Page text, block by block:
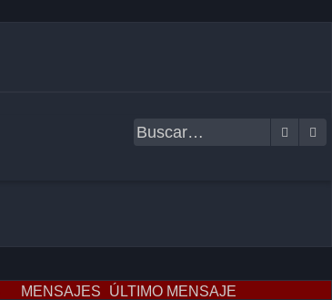
Buscar
MENSAJES ÚLTIMO MENSAJE